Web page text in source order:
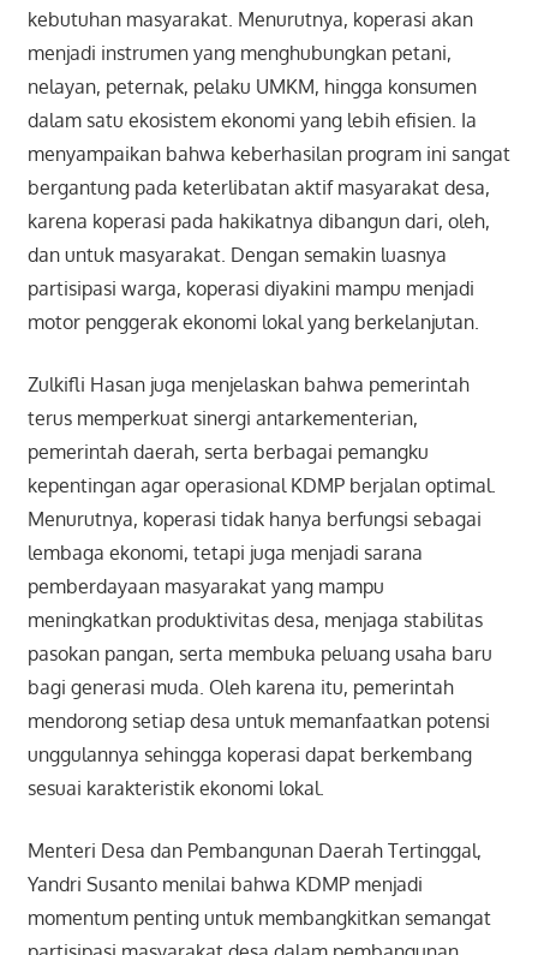
kebutuhan masyarakat. Menurutnya, koperasi akan
menjadi instrumen yang menghubungkan petani,
nelayan, peternak, pelaku UMKM, hingga konsumen
dalam satu ekosistem ekonomi yang lebih efisien. Ia
menyampaikan bahwa keberhasilan program ini sangat
bergantung pada keterlibatan aktif masyarakat desa,
karena koperasi pada hakikatnya dibangun dari, oleh,
dan untuk masyarakat. Dengan semakin luasnya
partisipasi warga, koperasi diyakini mampu menjadi
motor penggerak ekonomi lokal yang berkelanjutan.
Zulkifli Hasan juga menjelaskan bahwa pemerintah
terus memperkuat sinergi antarkementerian,
pemerintah daerah, serta berbagai pemangku
kepentingan agar operasional KDMP berjalan optimal.
Menurutnya, koperasi tidak hanya berfungsi sebagai
lembaga ekonomi, tetapi juga menjadi sarana
pemberdayaan masyarakat yang mampu
meningkatkan produktivitas desa, menjaga stabilitas
pasokan pangan, serta membuka peluang usaha baru
bagi generasi muda. Oleh karena itu, pemerintah
mendorong setiap desa untuk memanfaatkan potensi
unggulannya sehingga koperasi dapat berkembang
sesuai karakteristik ekonomi lokal.
Menteri Desa dan Pembangunan Daerah Tertinggal,
Yandri Susanto menilai bahwa KDMP menjadi
momentum penting untuk membangkitkan semangat